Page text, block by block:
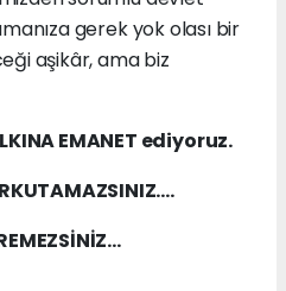
gerek yok olası bir
aşikâr, ama biz
EMANET ediyoruz.